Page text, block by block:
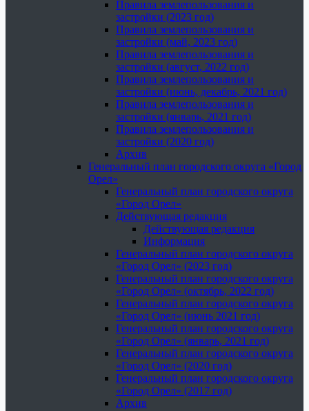
Правила землепользования и
застройки (2023 год)
Правила землепользования и
застройки (май, 2023 год)
Правила землепользования и
застройки (август, 2022 год)
Правила землепользования и
застройки (июнь, декабрь, 2021 год)
Правила землепользования и
застройки (январь, 2021 год)
Правила землепользования и
застройки (2020 год)
Архив
Генеральный план городского округа «Город
Орел»
Генеральный план городского округа
«Город Орел»
Действующая редакция
Действующая редакция
Информация
Генеральный план городского округа
«Город Орел» (2023 год)
Генеральный план городского округа
«Город Орел» (октябрь, 2022 год)
Генеральный план городского округа
«Город Орел» (июнь 2021 год)
Генеральный план городского округа
«Город Орел» (январь, 2021 год)
Генеральный план городского округа
«Город Орел» (2020 год)
Генеральный план городского округа
«Город Орел» (2017 год)
Архив